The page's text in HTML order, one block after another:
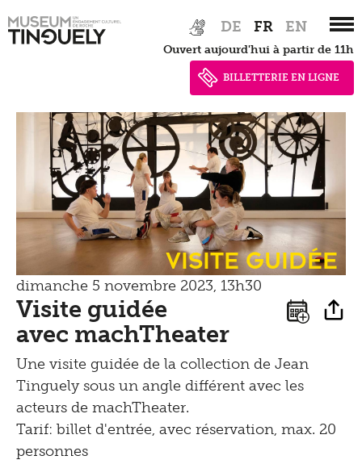
Hauptnavigation
to
DE FR EN
Ouvert aujourd'hui à partir de 11h
BILLETTERIE EN LIGNE
Visite guidée
dimanche 5 novembre 2023, 13h30
Visite guidée
avec machTheater
Une visite guidée de la collection de Jean
Tinguely sous un angle différent avec les
acteurs de machTheater.
Tarif: billet d'entrée, avec réservation, max. 20
personnes